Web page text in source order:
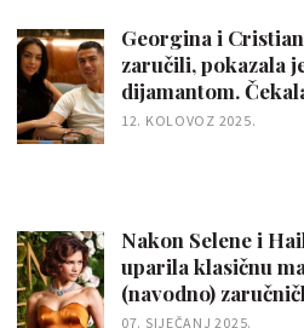
Georgina i
zaručili, pokazala
dijamantom.
12. KOLOVOZ 2025.
Nakon Selene i
uparila klasičnu
(navodno)
07. SIJEČANJ 2025.